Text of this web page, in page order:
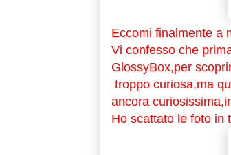
Eccomi finalmente a
Vi confesso che
GlossyBox,per
troppo curiosa,ma
ancora
Ho scattato le foto in